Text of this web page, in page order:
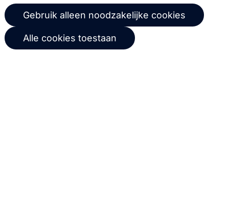
whitepapers.
Abonneer
Gebruik alleen noodzakelijke cookies
Alle cookies toestaan